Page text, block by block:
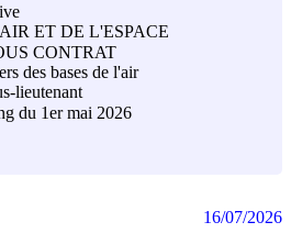
ET DE L'ESPACE
CONTRAT
des bases de l'air
lieutenant
du 1er mai 2026
16/07/2026